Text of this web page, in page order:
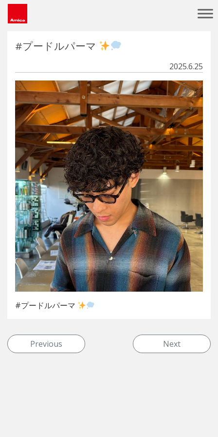
Main Navigation
#プードルパーマ
2025.6.25
#プードルパーマ
投稿ナビゲーション
Previous Next